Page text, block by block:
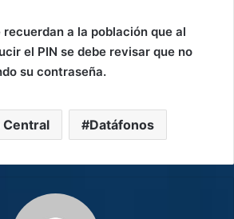
a la población que al
el PIN se debe revisar que no
su contraseña.
Central Datáfonos